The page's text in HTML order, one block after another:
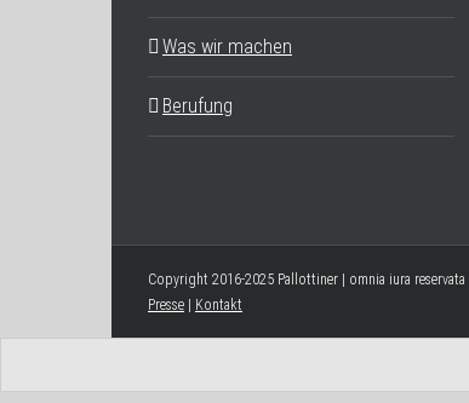
Was wir machen
Berufung
Copyright 2016-2025 Pallottiner | omnia iura reservata |
Presse
Kontakt